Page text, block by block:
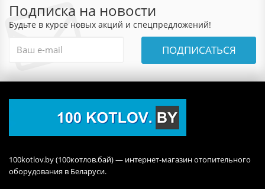
Подписка на новости
Будьте в курсе новых акций и спецпредложений!
ПОДПИСАТЬСЯ
100kotlov.by (100котлов.бай) — интернет-магазин отопительного
оборудования в Беларуси.